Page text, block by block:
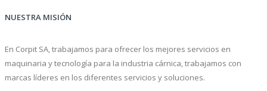
NUESTRA MISIÓN
En Corpit SA, trabajamos para ofrecer los mejores servicios en
maquinaria y tecnología para la industria cárnica, trabajamos con
marcas líderes en los diferentes servicios y soluciones.